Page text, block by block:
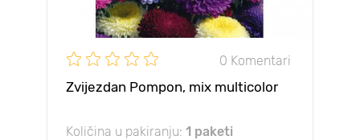
0 Komentari
Zvijezdan Pompon, mix multicolor
Količina u pakiranju: 1 paketi